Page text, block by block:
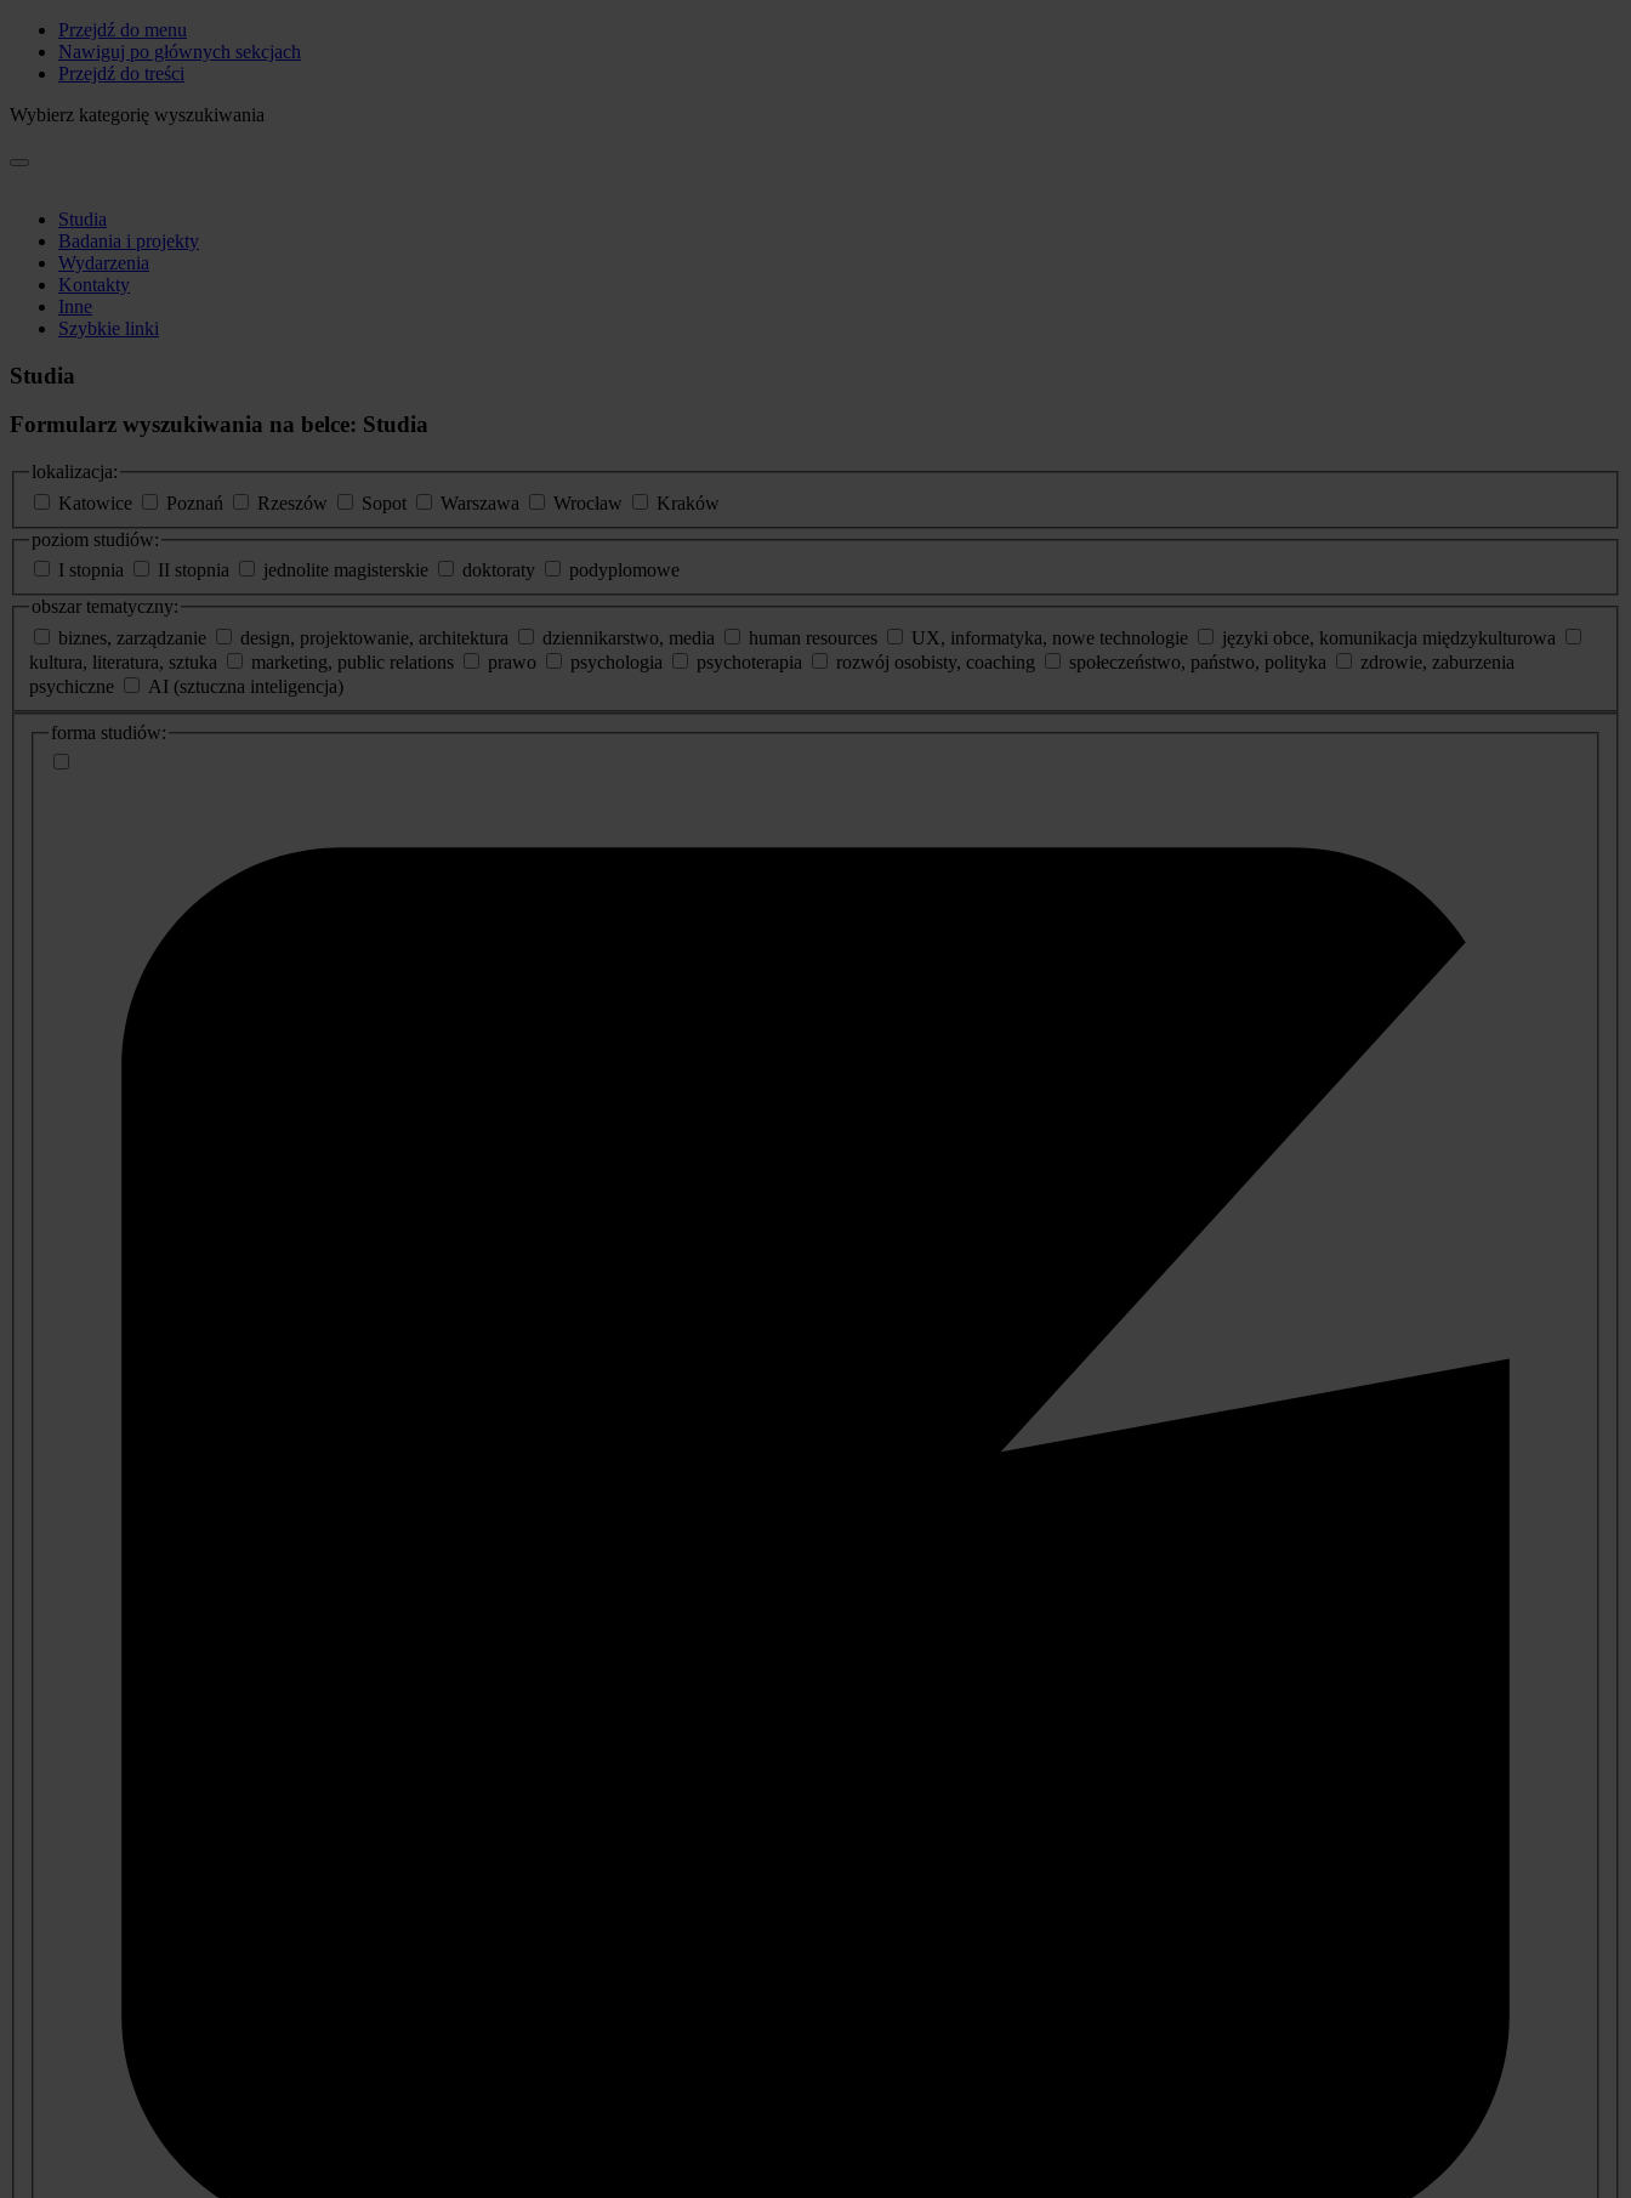
Przejdź do menu
Nawiguj po głównych sekcjach
Przejdź do treści
Wybierz kategorię wyszukiwania
Studia
Badania i projekty
Wydarzenia
Kontakty
Inne
Szybkie linki
Studia
Formularz wyszukiwania na belce: Studia
lokalizacja:
Katowice
Poznań Rzeszów Sopot Warszawa Wrocław
Kraków
poziom studiów:
I stopnia
II stopnia jednolite magisterskie doktoraty
podyplomowe
obszar tematyczny:
biznes, zarządzanie
design, projektowanie, architektura dziennikarstwo, media human resources UX, informatyka, nowe technologie
języki obce, komunikacja międzykulturowa
kultura, literatura, sztuka
marketing, public relations prawo psychologia psychoterapia rozwój osobisty, coaching społeczeństwo, państwo, polityka
zdrowie, zaburzenia
psychiczne
AI (sztuczna inteligencja)
dodatkowe
informacje
forma studiów: